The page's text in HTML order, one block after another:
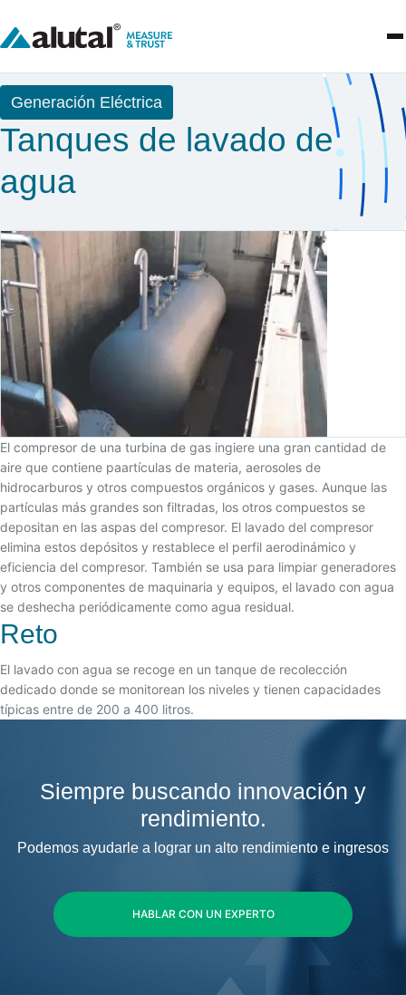
Generación Eléctrica
Tanques de lavado de
agua
El compresor de una turbina de gas ingiere una gran cantidad de
aire que contiene paartículas de materia, aerosoles de
hidrocarburos y otros compuestos orgánicos y gases. Aunque las
partículas más grandes son filtradas, los otros compuestos se
depositan en las aspas del compresor. El lavado del compresor
elimina estos depósitos y restablece el perfil aerodinámico y
eficiencia del compresor. También se usa para limpiar generadores
y otros componentes de maquinaria y equipos, el lavado con agua
se deshecha periódicamente como agua residual.
Reto
El lavado con agua se recoge en un tanque de recolección
dedicado donde se monitorean los niveles y tienen capacidades
típicas entre de 200 a 400 litros.
Siempre buscando innovación y
rendimiento.
Podemos ayudarle a lograr un alto rendimiento e ingresos
HABLAR CON UN EXPERTO